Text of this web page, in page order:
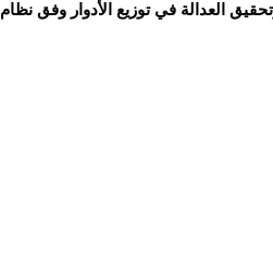
العدالة في توزيع الأدوار وفق نظام